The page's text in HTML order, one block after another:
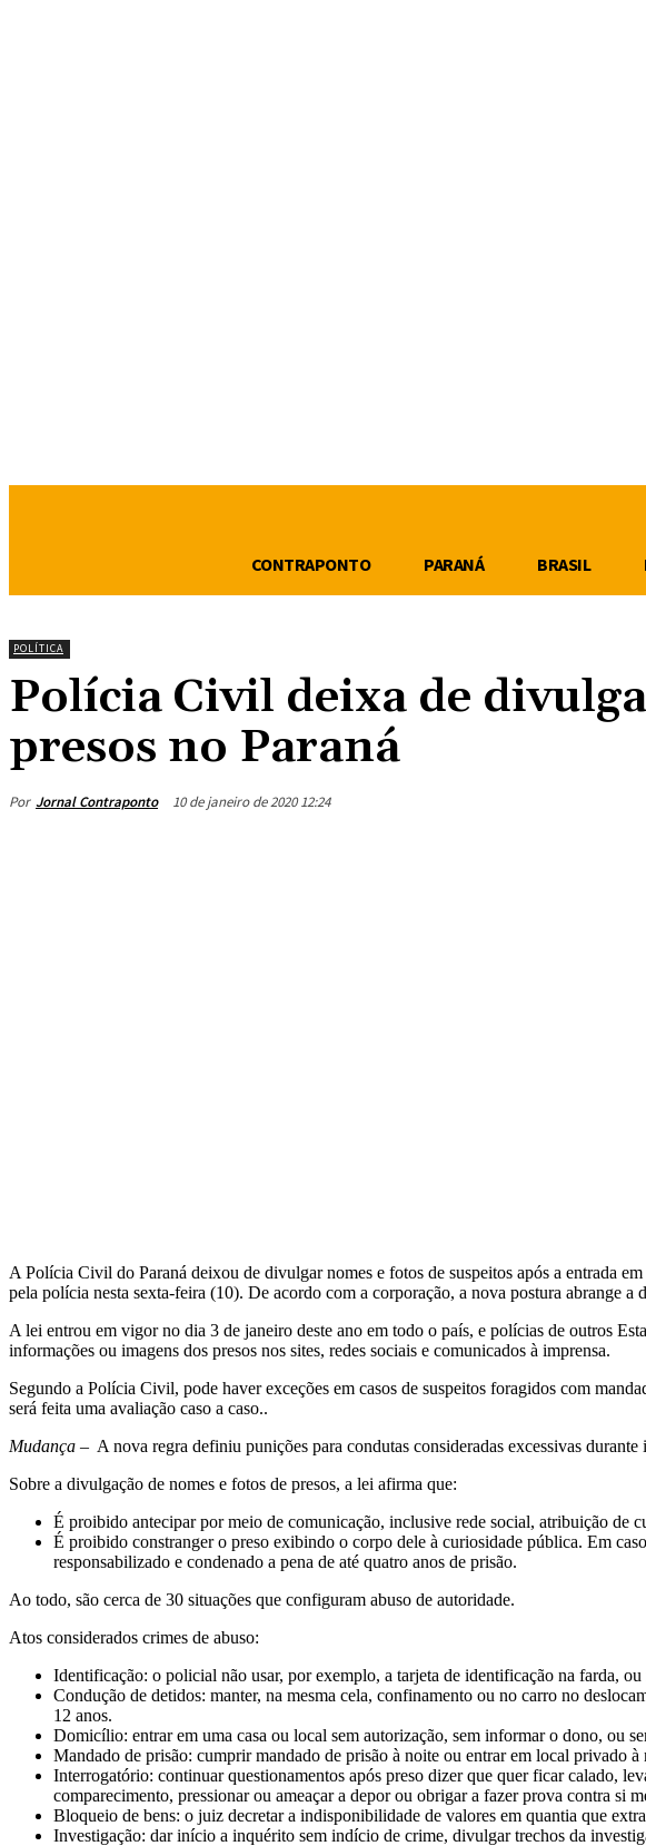
CONTRAPONTO PARANÁ BRASIL
POLÍTICA
Polícia Civil deixa de
presos no Paraná
Por Jornal Contraponto 10 de janeiro de 2020 12:24
A Polícia Civil do Paraná deixou de divulgar nomes e fotos de suspeitos após a entrada
pela polícia nesta sexta-feira (10). De acordo com a corporação, a nova postura abrange a
A lei entrou em vigor no dia 3 de janeiro deste ano em todo o país, e polícias de outros
informações ou imagens dos presos nos sites, redes sociais e comunicados à imprensa.
Segundo a Polícia Civil, pode haver exceções em casos de suspeitos foragidos com
será feita uma avaliação caso a caso..
Mudança – A nova regra definiu punições para condutas consideradas excessivas durante
Sobre a divulgação de nomes e fotos de presos, a lei afirma que:
É proibido antecipar por meio de comunicação, inclusive rede social, atribuição de
É proibido constranger o preso exibindo o corpo dele à curiosidade pública. Em
responsabilizado e condenado a pena de até quatro anos de prisão.
Ao todo, são cerca de 30 situações que configuram abuso de autoridade.
Atos considerados crimes de abuso:
Identificação: o policial não usar, por exemplo, a tarjeta de identificação na farda,
Condução de detidos: manter, na mesma cela, confinamento ou no carro no
12 anos.
Domicílio: entrar em uma casa ou local sem autorização, sem informar o dono, ou
Mandado de prisão: cumprir mandado de prisão à noite ou entrar em local privado à
Interrogatório: continuar questionamentos após preso dizer que quer ficar calado,
comparecimento, pressionar ou ameaçar a depor ou obrigar a fazer prova contra si
Bloqueio de bens: o juiz decretar a indisponibilidade de valores em quantia que
Investigação: dar início a inquérito sem indício de crime, divulgar trechos da